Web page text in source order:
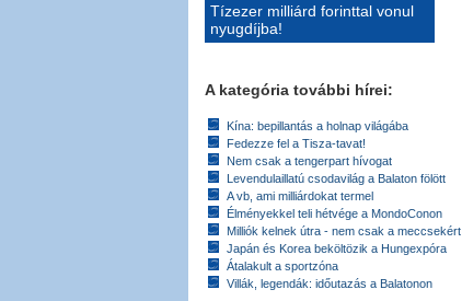
Tízezer milliárd forinttal vonul
nyugdíjba!
A kategória további hírei:
Kína: bepillantás a holnap világába
Fedezze fel a Tisza-tavat!
Nem csak a tengerpart hívogat
Levendulaillatú csodavilág a Balaton fölött
A vb, ami milliárdokat termel
Élményekkel teli hétvége a MondoConon
Milliók kelnek útra - nem csak a meccsekért
Japán és Korea beköltözik a Hungexpóra
Átalakult a sportzóna
Villák, legendák: időutazás a Balatonon